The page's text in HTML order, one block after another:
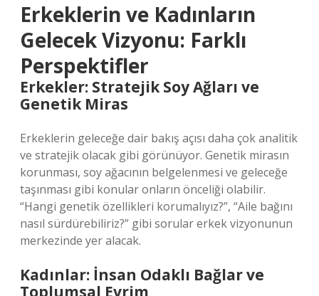
Erkeklerin ve Kadınların
Gelecek Vizyonu: Farklı
Perspektifler
Erkekler: Stratejik Soy Ağları ve
Genetik Miras
Erkeklerin geleceğe dair bakış açısı daha çok analitik
ve stratejik olacak gibi görünüyor. Genetik mirasın
korunması, soy ağacının belgelenmesi ve geleceğe
taşınması gibi konular onların önceliği olabilir.
“Hangi genetik özellikleri korumalıyız?”, “Aile bağını
nasıl sürdürebiliriz?” gibi sorular erkek vizyonunun
merkezinde yer alacak.
Kadınlar: İnsan Odaklı Bağlar ve
Toplumsal Evrim